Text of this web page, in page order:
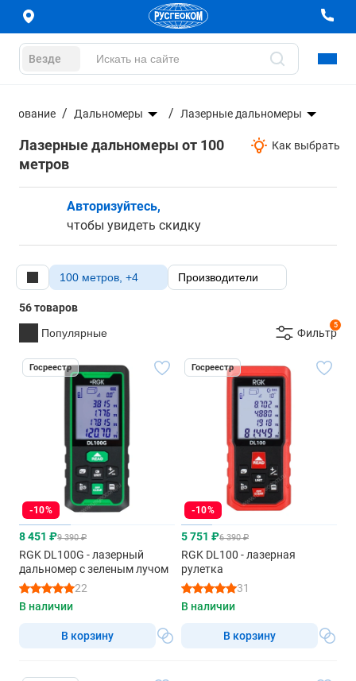
Везде
Дальномеры Лазерные дальномеры
Лазерные дальномеры от 100
метров
Как выбрать
Авторизуйтесь,
чтобы увидеть скидку
100 метров, +4 Производители
56 товаров
Популярные
5
Фильтр
Госреестр
-10%
8 451 ₽9 390 ₽
RGK DL100G - лазерный
дальномер с зеленым лучом
22
В наличии
В корзину
Госреестр
-10%
5 751 ₽6 390 ₽
RGK DL100 - лазерная
рулетка
31
В наличии
В корзину